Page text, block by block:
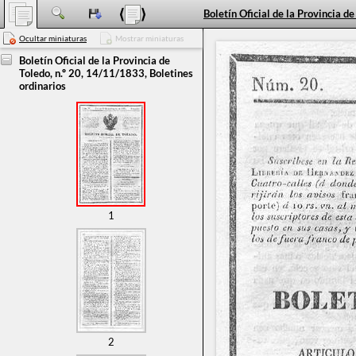
Ocultar miniaturas Mostrar miniaturas
Boletín Oficial de la Provincia de
Toledo, n.º 20, 14/11/1833, Boletines
ordinarios
1
2